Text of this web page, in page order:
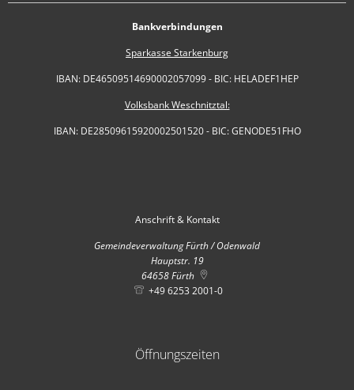
Bankverbindungen
Sparkasse Starkenburg
IBAN: DE46509514690002057099 - BIC: HELADEF1HEP
Volksbank Weschnitztal:
IBAN: DE28509615920002501520 - BIC: GENODE51FHO
Anschrift & Kontakt
Gemeindeverwaltung Fürth / Odenwald
Hauptstr. 19
64658 Fürth
+49 6253 2001-0
Öffnungszeiten